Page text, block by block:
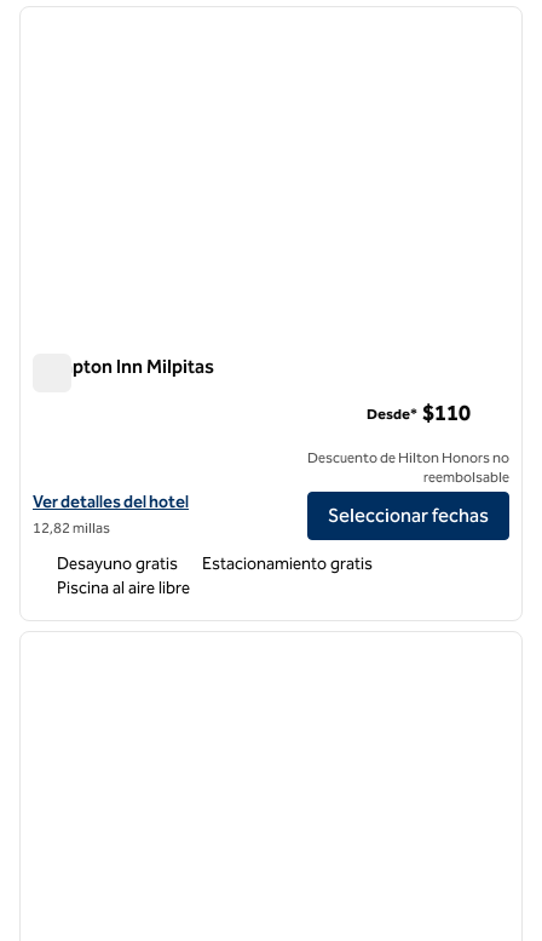
1 de 12
Hampton Inn Milpitas
Ver detalles del hotel Hampton Inn Milpitas
Ver detalles del hotel
12,82 millas
Desde* $110
Descuento de Hilton Honors no
reembolsable
Seleccionar fechas
Desayuno gratis
Estacionamiento gratis
Piscina al aire libre
1 de 11